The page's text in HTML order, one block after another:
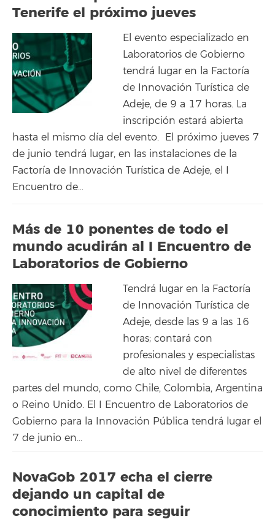
Tenerife el próximo jueves
El evento especializado en
Laboratorios de Gobierno
tendrá lugar en la Factoría
de Innovación Turística de
Adeje, de 9 a 17 horas. La
inscripción estará abierta
hasta el mismo día del evento. El próximo jueves 7
de junio tendrá lugar, en las instalaciones de la
Factoría de Innovación Turística de Adeje, el I
Encuentro de…
Más de 10 ponentes de todo el
mundo acudirán al I Encuentro de
Laboratorios de Gobierno
Tendrá lugar en la Factoría
de Innovación Turística de
Adeje, desde las 9 a las 16
horas; contará con
profesionales y especialistas
de alto nivel de diferentes
partes del mundo, como Chile, Colombia, Argentina
o Reino Unido. El I Encuentro de Laboratorios de
Gobierno para la Innovación Pública tendrá lugar el
7 de junio en...
NovaGob 2017 echa el cierre
dejando un capital de
conocimiento para seguir